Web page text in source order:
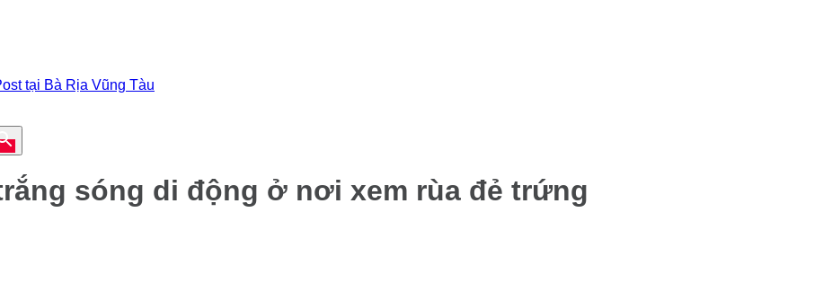
tại Bà Rịa Vũng Tàu
sóng di động ở nơi xem rùa đẻ trứng